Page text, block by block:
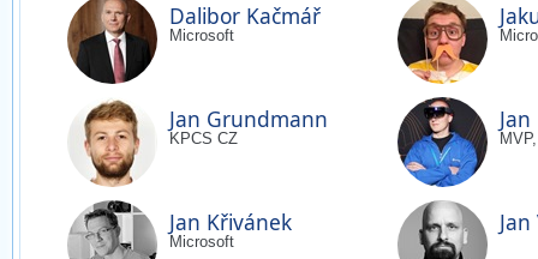
Dalibor Kačmář
Microsoft
Jan Grundmann
KPCS CZ
Jan Křivánek
Microsoft